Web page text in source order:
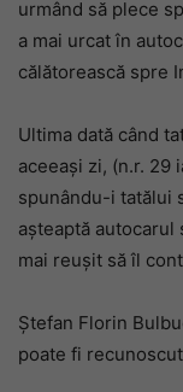
urmând să plece
a mai urcat în
călătorească spre
Ultima dată când
aceeaşi zi, (n.r. 29
spunându-i tatălui
aşteaptă autocarul
mai reuşit să îl
Ştefan Florin
poate fi